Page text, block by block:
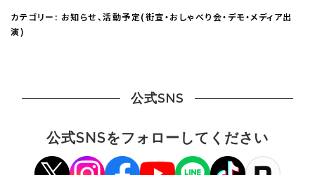
カテゴリー: お知らせ、活動予定(街宣・おしゃべり会・デモ・メディア出
演)
公式SNS
公式SNSをフォローしてください